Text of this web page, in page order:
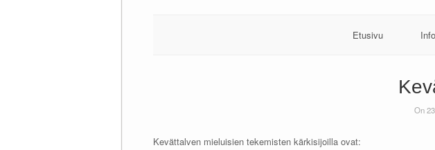
Etusivu Info
On
Kevättalven mieluisien tekemisten kärkisijoilla ovat: